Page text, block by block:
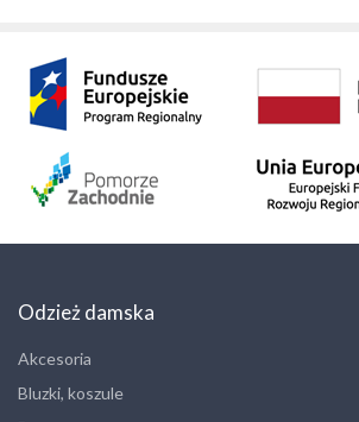
Odzież damska
Akcesoria
Bluzki, koszule